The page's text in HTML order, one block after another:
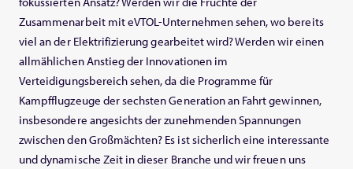
Zusammenarbeit mit eVTOL-Unternehmen sehen, wo bereits
viel an der Elektrifizierung gearbeitet wird? Werden wir einen
allmählichen Anstieg der Innovationen im
Verteidigungsbereich sehen, da die Programme für
Kampfflugzeuge der sechsten Generation an Fahrt gewinnen,
insbesondere angesichts der zunehmenden Spannungen
zwischen den Großmächten? Es ist sicherlich eine interessante
und dynamische Zeit in dieser Branche und wir freuen uns